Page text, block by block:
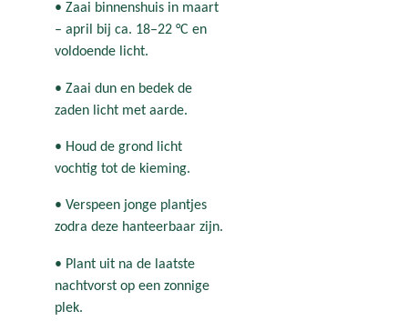
• Zaai binnenshuis in maart
– april bij ca. 18–22 °C en
voldoende licht.
• Zaai dun en bedek de
zaden licht met aarde.
• Houd de grond licht
vochtig tot de kieming.
• Verspeen jonge plantjes
zodra deze hanteerbaar zijn.
• Plant uit na de laatste
nachtvorst op een zonnige
plek.